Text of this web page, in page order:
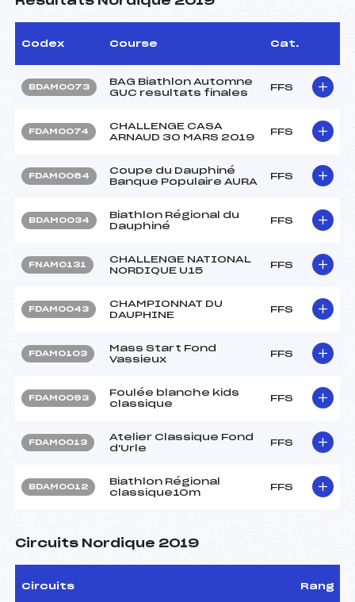
Codex Course Cat.
BDAM0073
BAG Biathlon Automne
GUC resultats finales
FFS
FDAM0074
CHALLENGE CASA
ARNAUD 30 MARS 2019
FFS
FDAM0064
Coupe du Dauphiné
Banque Populaire AURA
FFS
BDAM0034
Biathlon Régional du
Dauphiné
FFS
FNAM0131
CHALLENGE NATIONAL
NORDIQUE U15
FFS
FDAM0043
CHAMPIONNAT DU
DAUPHINE
FFS
FDAM0103
Mass Start Fond
Vassieux
FFS
FDAM0093
Foulée blanche kids
classique
FFS
FDAM0013
Atelier Classique Fond
d'Urle
FFS
BDAM0012
Biathlon Régional
classique10m
FFS
Circuits Nordique 2019
Circuits Rang